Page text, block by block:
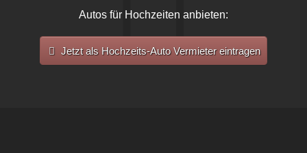
Autos für Hochzeiten anbieten:
Jetzt als Hochzeits-Auto Vermieter eintragen